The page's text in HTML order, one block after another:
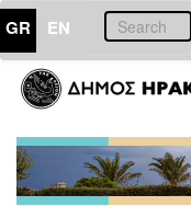
GR EN
ΔΗΜΟΣ
Διακηρύξεις
Δημοπρασίες